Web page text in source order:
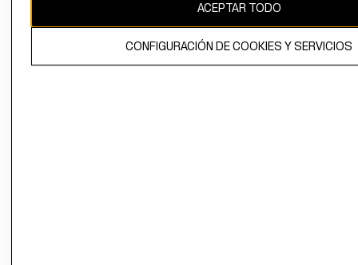
ACEPTAR TODO
CONFIGURACIÓN DE COOKIES Y SERVICIOS